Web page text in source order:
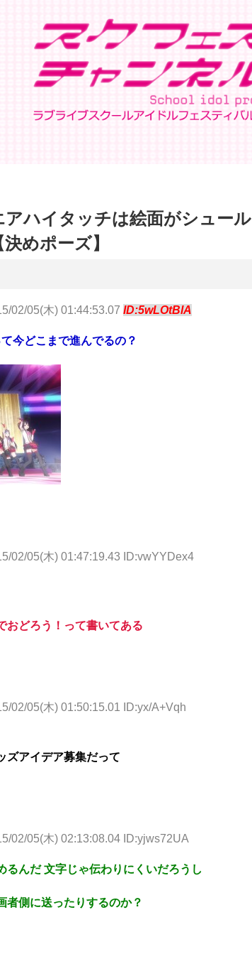
アハイタッチは絵面がシュール
めポーズ】
02/05(木) 01:44:53.07 ID:5wLOtBlA
今どこまで進んでるの？
02/05(木) 01:47:19.43 ID:vwYYDex4
おどろう！って書いてある
02/05(木) 01:50:15.01 ID:yx/A+Vqh
ズアイデア募集だって
02/05(木) 02:13:08.04 ID:yjws72UA
るんだ 文字じゃ伝わりにくいだろうし
者側に送ったりするのか？